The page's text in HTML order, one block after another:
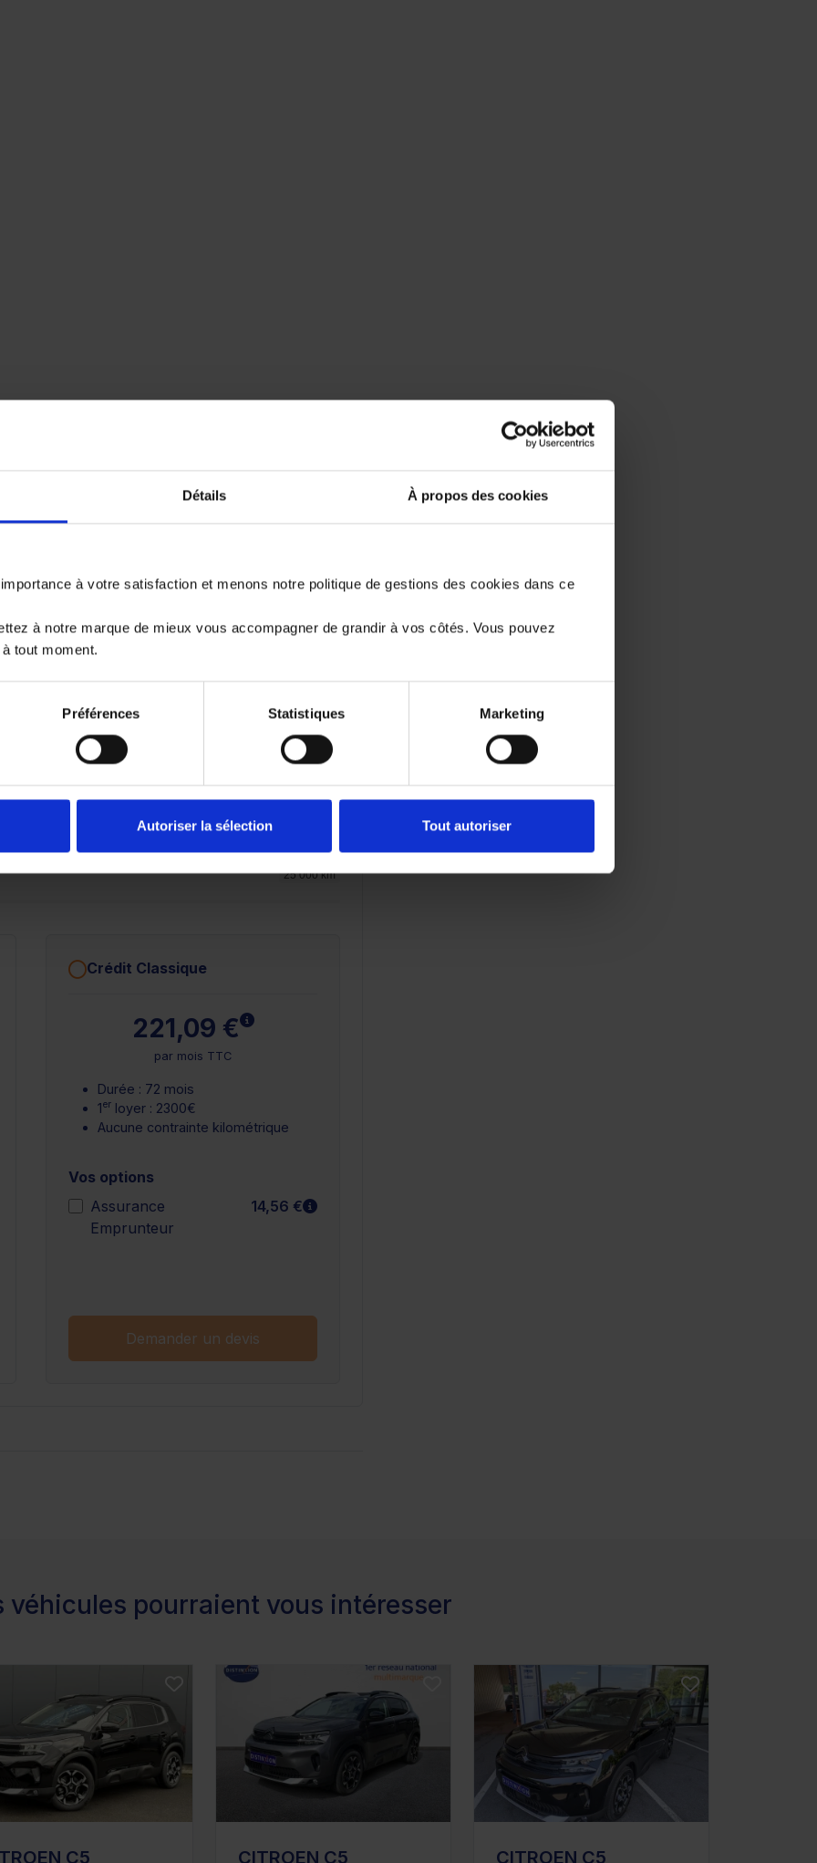
Détails À propos des cookies
à votre satisfaction et menons notre politique de gestions des cookies dans ce
à notre marque de mieux vous accompagner de grandir à vos côtés. Vous pouvez
tout moment.
Préférences Statistiques Marketing
Autoriser la sélection Tout autoriser
Vérifiez vos capacités de
72 mois
25 000 km
savoir plus
savoir plus
Crédit Classique
221,09 € En savoir plus
par mois TTC
Durée : 72 mois
1er loyer : 2300€
Aucune contrainte kilométrique
Vos options
Assurance
Emprunteur
14,56 € En savoir plus
Demander un devis
véhicules pourraient vous intéresser
C5 CITROEN C5 CITROEN C5